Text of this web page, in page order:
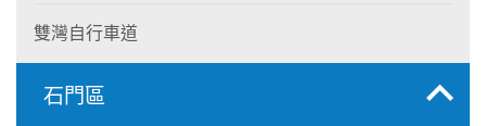
雙灣自行車道
石門區